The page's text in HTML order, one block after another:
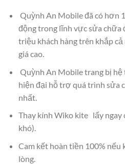
Quỳnh An Mobile đã có hơn
động trong lĩnh vực sửa chữa
triệu khách hàng trên khắp
giá cao.
Quỳnh An Mobile trang bị hệ
hiện đại hỗ trợ quá trình sửa
nhất.
Thay kính Wiko kite lấy ngay
khó).
Cam kết hoàn tiền 100% nếu
lòng.